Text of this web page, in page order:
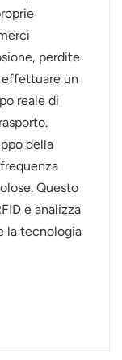
perdite
effettuare un
reale di
della
Questo
e analizza
la tecnologia